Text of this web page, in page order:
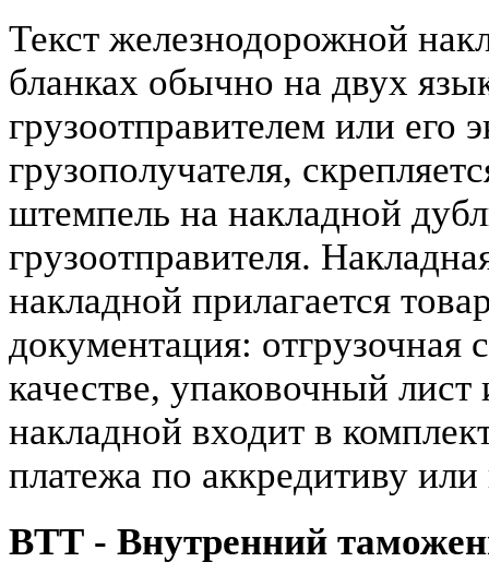
Текст железнодорожной
бланках обычно на двух
грузоотправителем или его
грузополучателя,
штемпель на накладной
грузоотправителя.
накладной прилагается
документация: отгрузочная
качестве, упаковочный
накладной входит в
платежа по аккредитиву
ВТТ - Внутренний